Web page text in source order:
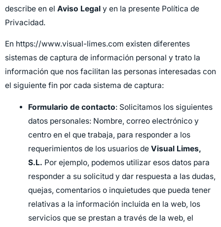
describe en el Aviso Legal y en la presente Política de
Privacidad.
En https://www.visual-limes.com existen diferentes
sistemas de captura de información personal y trato la
información que nos facilitan las personas interesadas con
el siguiente fin por cada sistema de captura:
Formulario de contacto: Solicitamos los siguientes
datos personales: Nombre, correo electrónico y
centro en el que trabaja, para responder a los
requerimientos de los usuarios de Visual Limes,
S.L. Por ejemplo, podemos utilizar esos datos para
responder a su solicitud y dar respuesta a las dudas,
quejas, comentarios o inquietudes que pueda tener
relativas a la información incluida en la web, los
servicios que se prestan a través de la web, el